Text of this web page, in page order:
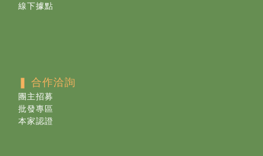
線下據點
❚ 合作洽詢
團主招募
批發專區
本家認證